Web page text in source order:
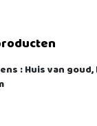
: Huis van goud,